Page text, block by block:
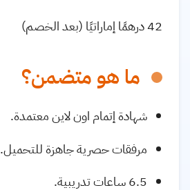
42 درهمًا إماراتيًا (بعد الخصم)
ما هو متضمن؟
شهادة إتمام اون لاين معتمدة.
مرفقات حصرية جاهزة للتحميل.
6.5 ساعات تدريبية.